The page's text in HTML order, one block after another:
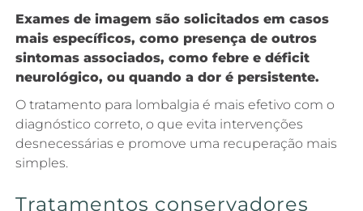
Exames de imagem são solicitados em casos
mais específicos, como presença de outros
sintomas associados, como febre e déficit
neurológico, ou quando a dor é persistente.
O tratamento para lombalgia é mais efetivo com o
diagnóstico correto, o que evita intervenções
desnecessárias e promove uma recuperação mais
simples.
Tratamentos conservadores